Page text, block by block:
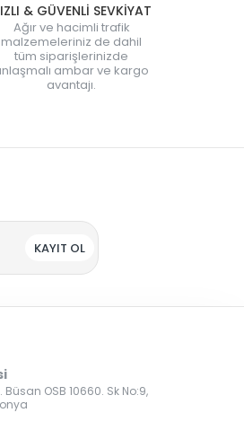
& GÜVENLİ SEVKİYAT
Ağır ve hacimli trafik
malzemeleriniz de dahil
tüm siparişlerinizde
ambar ve kargo
avantajı.
KAYIT OL
OSB 10660. Sk No:9,